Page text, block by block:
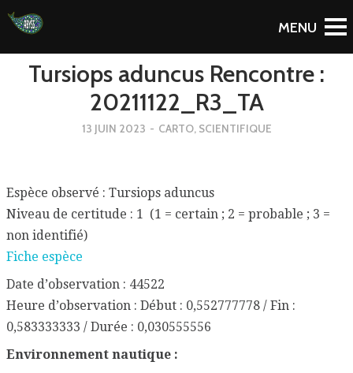
To Blog
Tursiops aduncus Rencontre :
20211122_R3_TA
13 JUIN 2023 - CARTO, SCIENTIFIQUE
Espèce observé : Tursiops aduncus
Niveau de certitude : 1 (1 = certain ; 2 = probable ; 3 =
non identifié)
Fiche espèce
Date d’observation : 44522
Heure d’observation : Début : 0,552777778 / Fin :
0,583333333 / Durée : 0,030555556
Environnement nautique :